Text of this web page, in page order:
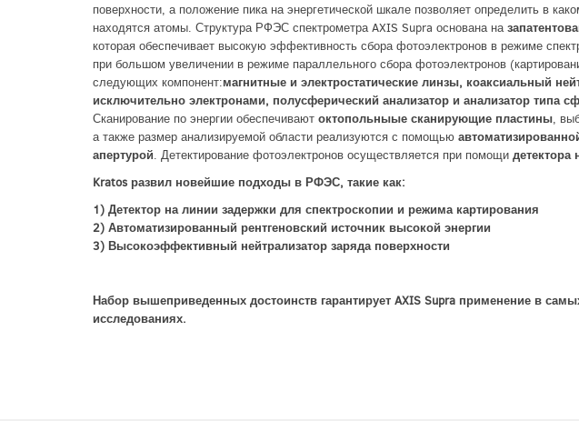
поверхности, а положение пика на энергетической шкале позволяет определить в
находятся атомы. Структура РФЭС спектрометра AXIS Supra основана на
которая обеспечивает высокую эффективность сбора фотоэлектронов в режиме
при большом увеличении в режиме параллельного сбора фотоэлектронов
следующих компонент:магнитные и электростатические линзы, коаксиальный
исключительно электронами, полусферический анализатор и анализатор типа
Сканирование по энергии обеспечивают октопольныые сканирующие пластины,
а также размер анализируемой области реализуются с помощью
апертурой. Детектирование фотоэлектронов осуществляется при помощи детектора
Kratos развил новейшие подходы в РФЭС, такие как:
1) Детектор на линии задержки для спектроскопии и режима картирования
2) Автоматизированный рентгеновский источник высокой энергии
3) Высокоэффективный нейтрализатор заряда поверхности
Набор вышеприведенных достоинств гарантирует AXIS Supra применение в
исследованиях.